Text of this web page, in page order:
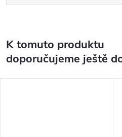
K tomuto produktu
doporučujeme ještě